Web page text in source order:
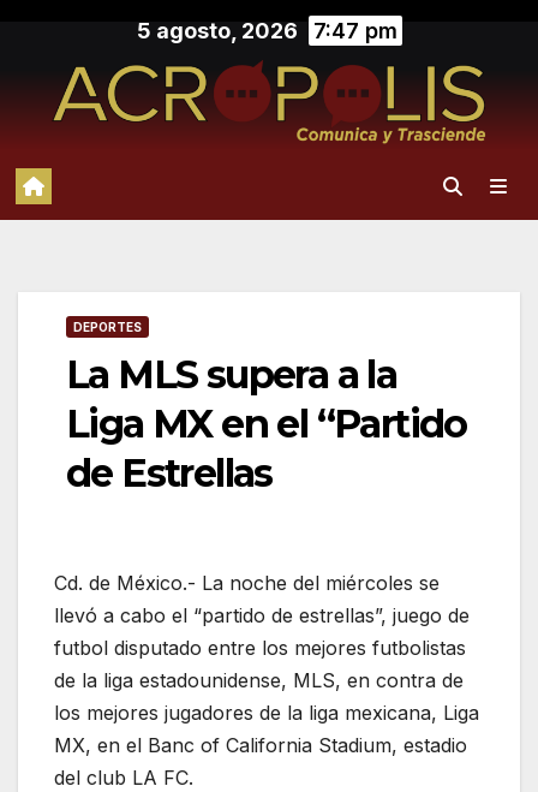
contenido
5 agosto, 2026 7:47 pm
DEPORTES
La MLS supera a la
Liga MX en el “Partido
de Estrellas
Cd. de México.- La noche del miércoles se
llevó a cabo el “partido de estrellas”, juego de
futbol disputado entre los mejores futbolistas
de la liga estadounidense, MLS, en contra de
los mejores jugadores de la liga mexicana, Liga
MX, en el Banc of California Stadium, estadio
del club LA FC.